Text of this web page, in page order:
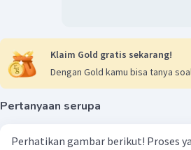
Klaim Gold gratis sekarang!
Dengan Gold kamu bisa tanya
Pertanyaan serupa
Perhatikan gambar berikut! Proses yang ditunjukkan oleh nomor (4)